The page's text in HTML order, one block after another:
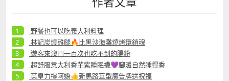
野餐也可以吃義大利料理
林記炭燒雞腿🔥比黑沙海灘燒烤還銷魂
遊客來澳門一百次也吃不到的腸粉
超舒服意大利香芋紫睡眠襪💜腳暖自然睡得香
英皇力撐阿嬌👍新馬路巨型廣告牌送祝福